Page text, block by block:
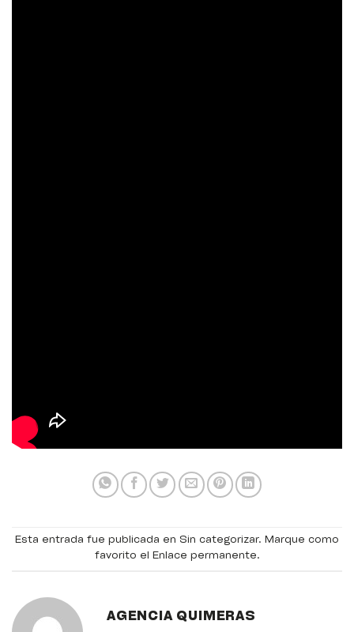
Esta entrada fue publicada en Sin categorizar. Marque como
favorito el
Enlace permanente.
AGENCIA QUIMERAS